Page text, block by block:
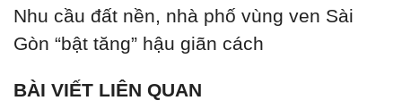
Nhu cầu đất nền, nhà phố vùng ven Sài
Gòn “bật tăng” hậu giãn cách
BÀI VIẾT LIÊN QUAN